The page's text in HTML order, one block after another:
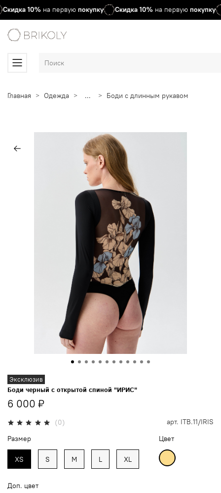
Скидка10%на первуюпокупку Скидка10%на первую покупку
Главная Одежда ... Боди с длинным рукавом
Эксклюзив
(0) арт. ITB.11/IRIS
Боди черный c открытой спиной "ИРИС"
6 000 ₽
Размер
XS S M L XL
Цвет
Доп. цвет